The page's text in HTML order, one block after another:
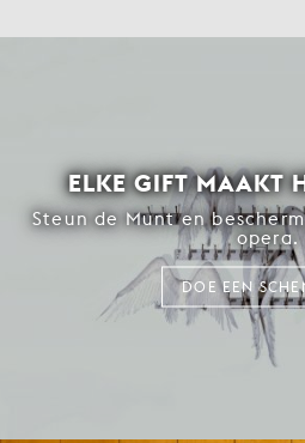
ELKE GIFT MAAKT
Steun de Munt en
opera.
DOE EEN